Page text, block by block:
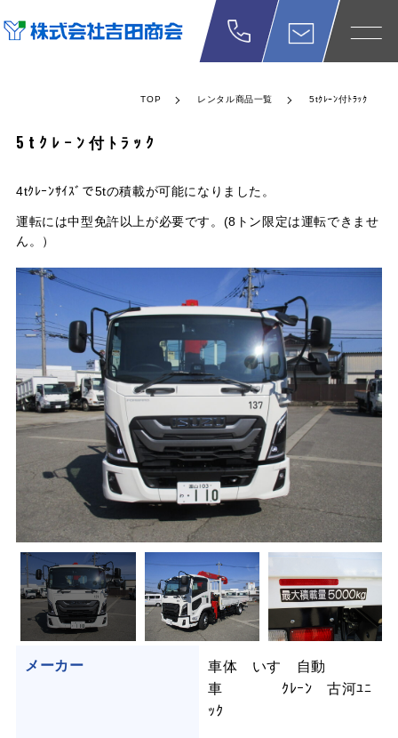
TOP レンタル商品一覧 5tｸﾚｰﾝ付ﾄﾗｯｸ
5tｸﾚｰﾝ付ﾄﾗｯｸ
4tｸﾚｰﾝｻｲｽﾞで5tの積載が可能になりました。
運転には中型免許以上が必要です。(8トン限定は運転できませ
ん。）
メーカー
車体 いすゞ自動
車 ｸﾚｰﾝ 古河ﾕﾆ
ｯｸ